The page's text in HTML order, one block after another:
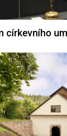
církevního